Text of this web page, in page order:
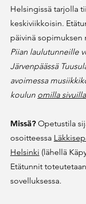
Helsingissä tarjolla
keskiviikkoisin.
päivinä sopimuksen
Piian laulutunneille
Järvenpäässä
avoimessa
koulun omilla sivuilla
Missä? Opetustila
osoitteessa
Helsinki (lähellä
Etätunnit
sovelluksessa.